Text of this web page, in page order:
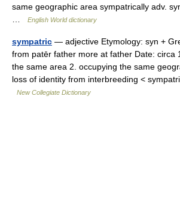
same geographic area sympatrically adv.
English World dictionary
sympatric — adjective Etymology: syn +
from patēr father more at father Date: circa
the same area 2. occupying the same
loss of identity from interbreeding <
New Collegiate Dictionary